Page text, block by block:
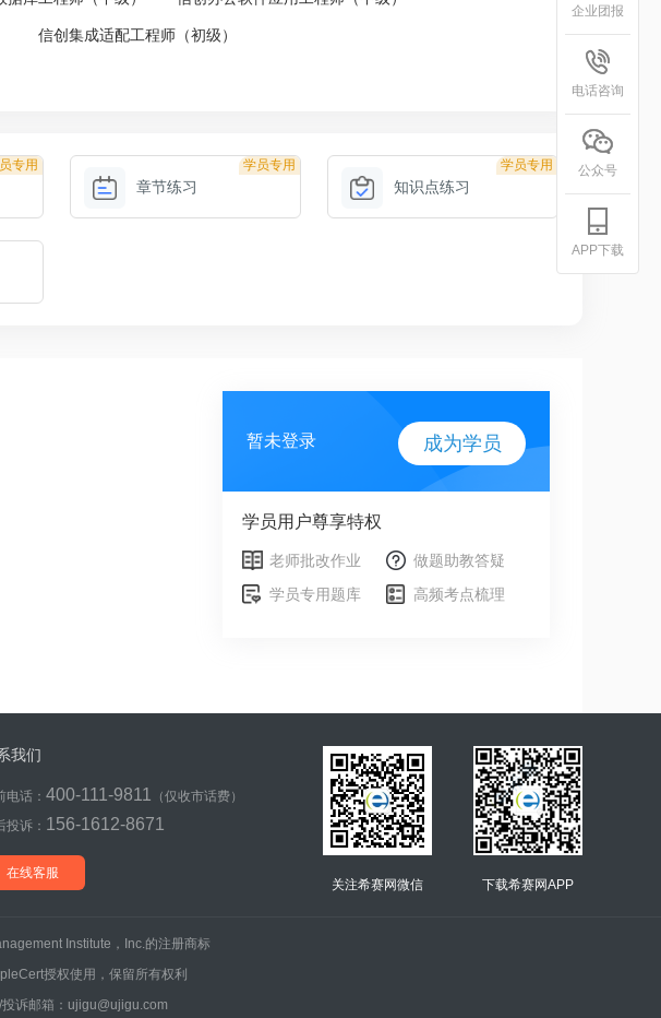
信创集成适配工程师（初级）
专用 学员专用
章节练习
学员专用
知识点练习
暂未登录 成为学员
学员用户尊享特权
老师批改作业
做题助教答疑
学员专用题库
高频考点梳理
我们
电话： 400-111-9811 （仅收市话费）
投诉： 156-1612-8671
在线客服
关注希赛网微信 下载希赛网APP
Institute，Inc.的注册商标
授权使用，保留所有权利
诉邮箱：ujigu@ujigu.com
企业团报
电话咨询
公众号
APP下载